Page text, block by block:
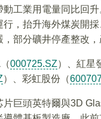
工業用電量同比回
，抬升海外煤炭開
部分礦井停產整改，
000725.SZ）、紅星
）、彩虹股份（
巨頭英特爾與3D